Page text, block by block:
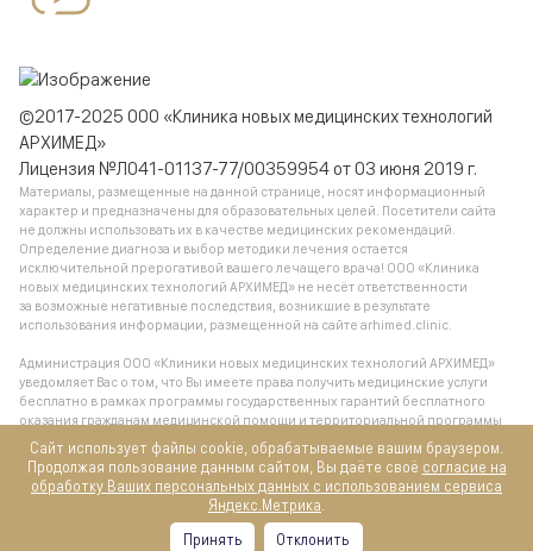
©2017-2025 ООО «Клиника новых медицинских технологий
АРХИМЕД»
Лицензия №Л041-01137-77/00359954 от 03 июня 2019 г.
Материалы, размещенные на данной странице, носят информационный
характер и предназначены для образовательных целей. Посетители сайта
не должны использовать их в качестве медицинских рекомендаций.
Определение диагноза и выбор методики лечения остается
исключительной прерогативой вашего лечащего врача! ООО «Клиника
новых медицинских технологий АРХИМЕД» не несёт ответственности
за возможные негативные последствия, возникшие в результате
использования информации, размещенной на сайте arhimed.clinic.
Администрация ООО «Клиники новых медицинских технологий АРХИМЕД»
уведомляет Вас о том, что Вы имеете права получить медицинские услуги
бесплатно в рамках программы государственных гарантий бесплатного
оказания гражданам медицинской помощи и территориальной программы
государственных гарантий бесплатного оказания гражданам медицинской
помощи, обратившись в поликлинику по месту жительства.
Все услуги предназначены для лиц старше 18 лет
Сайт использует файлы cookie, обрабатываемые вашим браузером.
Продолжая пользование данным сайтом, Вы даёте своё согласие на
обработку Ваших персональных данных с использованием сервиса
Яндекс.Метрика
Принять
Отклонить